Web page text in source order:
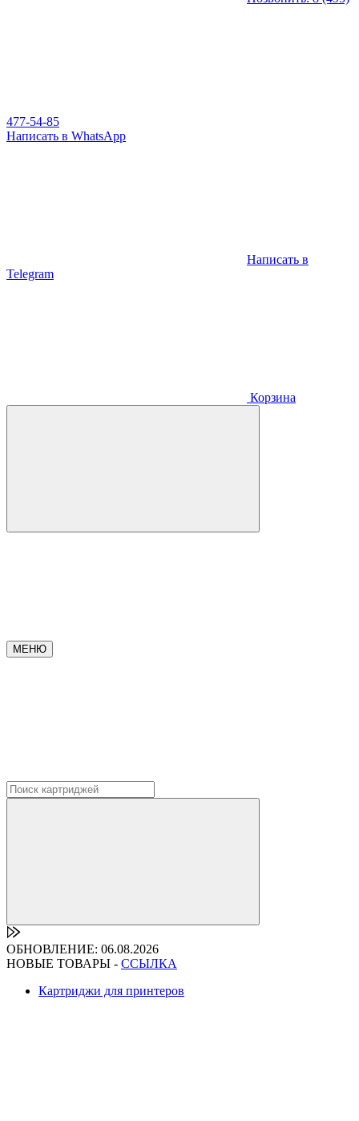
477-54-85
Написать в WhatsApp
Написать в
Telegram
Корзина
МЕНЮ
ОБНОВЛЕНИЕ: 06.08.2026
НОВЫЕ ТОВАРЫ - ССЫЛКА
Картриджи для принтеров